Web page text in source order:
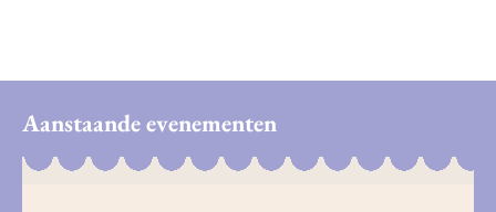
Aanstaande evenementen